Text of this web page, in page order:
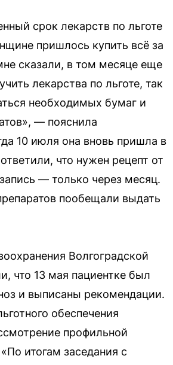
срок лекарств по льготе
пришлось купить всё за
сказали, в том месяце еще
лекарства по льготе, так
необходимых бумаг и
— пояснила
10 июля она вновь пришла в
что нужен рецепт от
— только через месяц.
пообещали выдать
Волгоградской
что 13 мая пациентке был
и выписаны рекомендации.
обеспечения
профильной
итогам заседания с